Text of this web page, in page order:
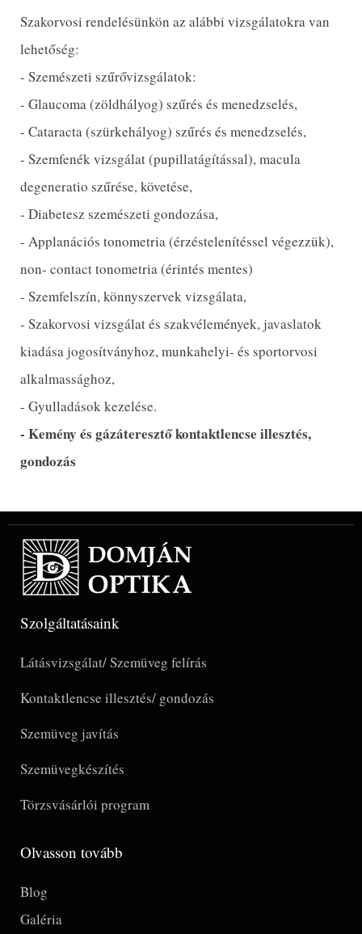
Szakorvosi rendelésünkön az alábbi vizsgálatokra van
lehetőség:
- Szemészeti szűrővizsgálatok:
- Glaucoma (zöldhályog) szűrés és menedzselés,
- Cataracta (szürkehályog) szűrés és menedzselés,
- Szemfenék vizsgálat (pupillatágítással), macula
degeneratio szűrése, követése,
- Diabetesz szemészeti gondozása,
- Applanációs tonometria (érzéstelenítéssel végezzük),
non- contact tonometria (érintés mentes)
- Szemfelszín, könnyszervek vizsgálata,
- Szakorvosi vizsgálat és szakvélemények, javaslatok
kiadása jogosítványhoz, munkahelyi- és sportorvosi
alkalmassághoz,
- Gyulladások kezelése.
- Kemény és gázáteresztő kontaktlencse illesztés,
gondozás
Szolgáltatásaink
Látásvizsgálat/ Szemüveg felírás
Kontaktlencse illesztés/ gondozás
Szemüveg javítás
Szemüvegkészítés
Törzsvásárlói program
Olvasson tovább
Blog
Galéria